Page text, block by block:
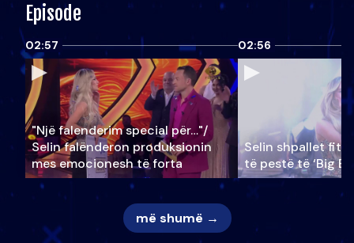
Episode
02:57
"Një falenderim special për…"/
Selin falënderon produksionin
mes emocionesh të forta
02:56
Selin shpallet
të pestë të ‘Big
më shumë →